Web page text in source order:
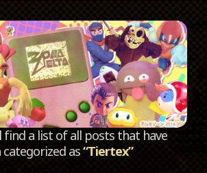
find a list of all posts that have
categorized as“Tiertex”